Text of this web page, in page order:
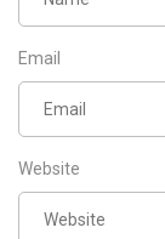
Email
Website